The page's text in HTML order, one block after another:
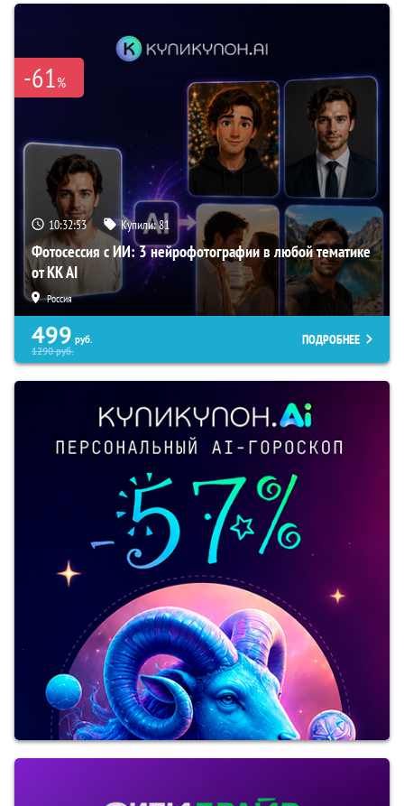
-61%
10:32:52 Купили:81
Фотосессия с ИИ: 3 нейрофотографии в любой тематике
от KK AI
Россия
499 руб.
1290руб.
ПОДРОБНЕЕ